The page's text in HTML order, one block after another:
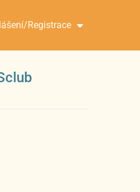
Registrace